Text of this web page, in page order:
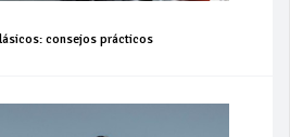
consejos prácticos